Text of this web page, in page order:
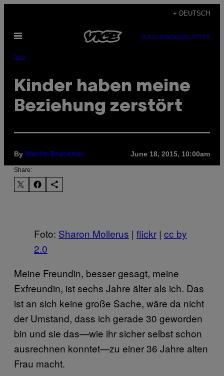
content
+ DEUTSCH
Open
SUBSCRIBENEWSLETTER
Sex
Kinder haben meine
Beziehung zerstört
By Martin Bruckner June 18, 2015, 10:00am
Share:
Foto: Sharon Mollerus | flickr | cc by
2.0
Meine Freundin, besser gesagt, meine
Exfreundin, ist sechs Jahre älter als ich. Das
ist an sich keine große Sache, wäre da nicht
der Umstand, dass ich gerade 30 geworden
bin und sie das—wie ihr sicher selbst schon
ausrechnen konntet—zu einer 36 Jahre alten
Frau macht.